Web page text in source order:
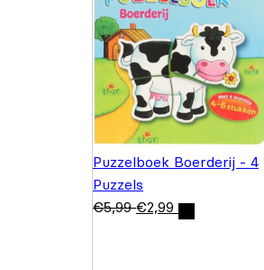
Puzzelboek Boerderij - 4
Puzzels
€5,99 €2,99